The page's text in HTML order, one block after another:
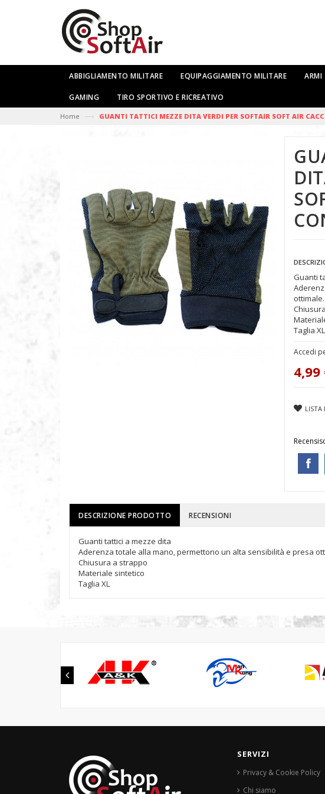
ABBIGLIAMENTO MILITARE EQUIPAGGIAMENTO MILITARE ARMI
GAMING TIRO SPORTIVO E RICREATIVO
Home —› GUANTI TATTICI MEZZE DITA VERDI PER SOFTAIR SOFT AIR
Guanti
ottimale.
Taglia XL
Accedi
4,99
LISTA
DESCRIZIONE PRODOTTO RECENSIONI
Guanti tattici a mezze dita
Aderenza totale alla mano, permettono un alta sensibilità e presa
Chiusura a strappo
Materiale sintetico
Taglia XL
SERVIZI
Privacy & Cookie Policy
Chi siamo